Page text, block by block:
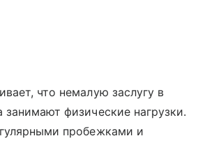
что немалую заслугу в
занимают физические нагрузки.
пробежками и